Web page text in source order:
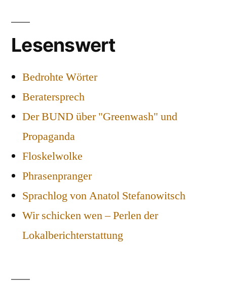
Lesenswert
Bedrohte Wörter
Beratersprech
Der BUND über "Greenwash" und
Propaganda
Floskelwolke
Phrasenpranger
Sprachlog von Anatol Stefanowitsch
Wir schicken wen – Perlen der
Lokalberichterstattung